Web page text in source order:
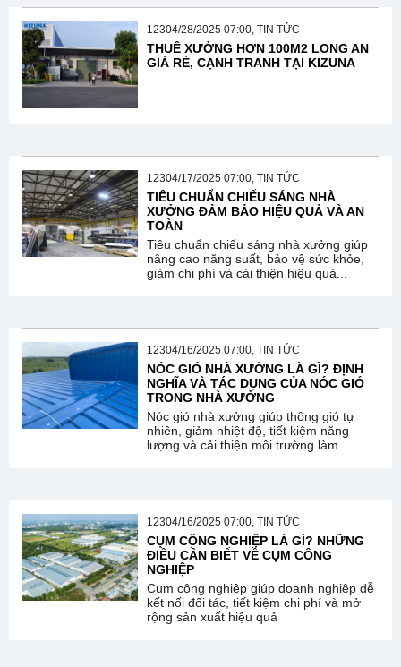
12304/28/2025 07:00, TIN TỨC
THUÊ XƯỞNG HƠN 100M2 LONG AN
GIÁ RẺ, CẠNH TRANH TẠI KIZUNA
12304/17/2025 07:00, TIN TỨC
TIÊU CHUẨN CHIẾU SÁNG NHÀ
XƯỞNG ĐẢM BẢO HIỆU QUẢ VÀ AN
TOÀN
Tiêu chuẩn chiếu sáng nhà xưởng giúp
nâng cao năng suất, bảo vệ sức khỏe,
giảm chi phí và cải thiện hiệu quả...
12304/16/2025 07:00, TIN TỨC
NÓC GIÓ NHÀ XƯỞNG LÀ GÌ? ĐỊNH
NGHĨA VÀ TÁC DỤNG CỦA NÓC GIÓ
TRONG NHÀ XƯỞNG
Nóc gió nhà xưởng giúp thông gió tự
nhiên, giảm nhiệt độ, tiết kiệm năng
lượng và cải thiện môi trường làm...
12304/16/2025 07:00, TIN TỨC
CỤM CÔNG NGHIỆP LÀ GÌ? NHỮNG
ĐIỀU CẦN BIẾT VỀ CỤM CÔNG
NGHIỆP
Cụm công nghiệp giúp doanh nghiệp dễ
kết nối đối tác, tiết kiệm chi phí và mở
rộng sản xuất hiệu quả